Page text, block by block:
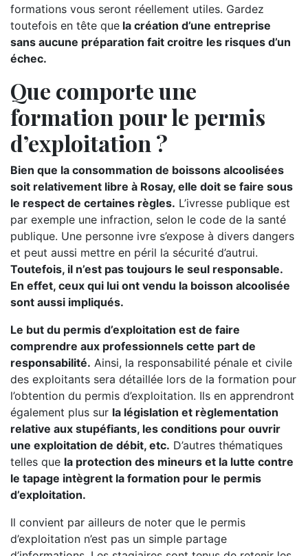
formations vous seront réellement utiles. Gardez
toutefois en tête que la création d’une entreprise
sans aucune préparation fait croitre les risques d’un
échec.
Que comporte une
formation pour le permis
d’exploitation ?
Bien que la consommation de boissons alcoolisées
soit relativement libre à Rosay, elle doit se faire sous
le respect de certaines règles. L’ivresse publique est
par exemple une infraction, selon le code de la santé
publique. Une personne ivre s’expose à divers dangers
et peut aussi mettre en péril la sécurité d’autrui.
Toutefois, il n’est pas toujours le seul responsable.
En effet, ceux qui lui ont vendu la boisson alcoolisée
sont aussi impliqués.
Le but du permis d’exploitation est de faire
comprendre aux professionnels cette part de
responsabilité. Ainsi, la responsabilité pénale et civile
des exploitants sera détaillée lors de la formation pour
l’obtention du permis d’exploitation. Ils en apprendront
également plus sur la législation et règlementation
relative aux stupéfiants, les conditions pour ouvrir
une exploitation de débit, etc. D’autres thématiques
telles que la protection des mineurs et la lutte contre
le tapage intègrent la formation pour le permis
d’exploitation.
Il convient par ailleurs de noter que le permis
d’exploitation n’est pas un simple partage